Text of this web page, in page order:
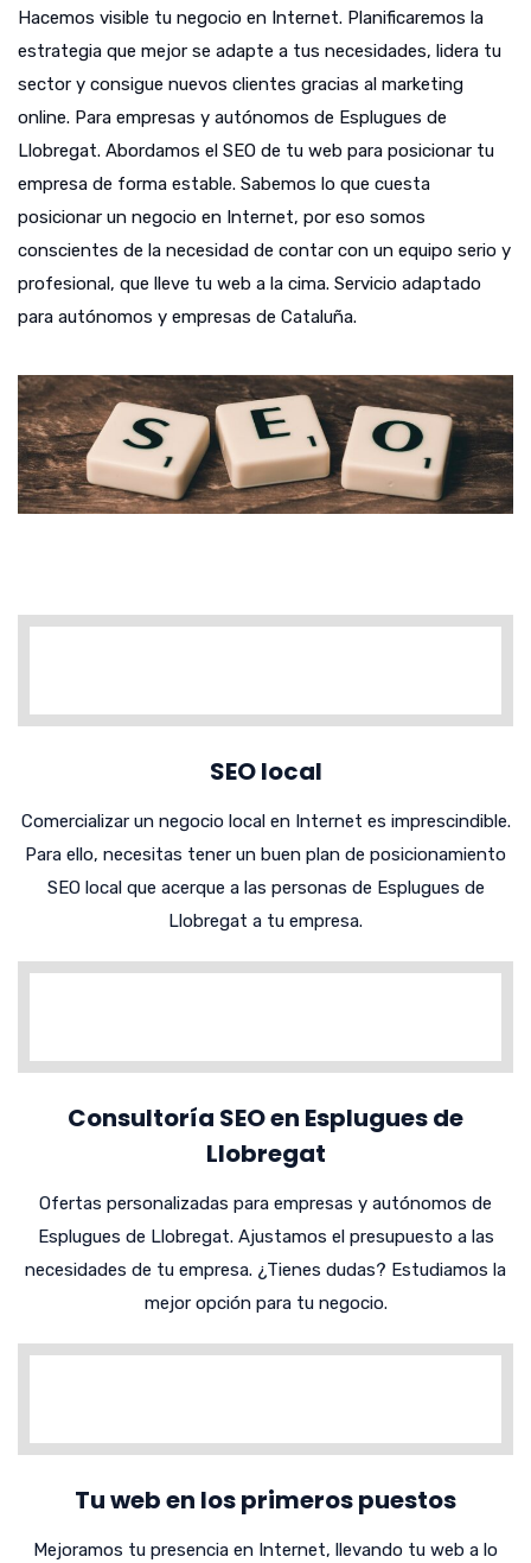
Hacemos visible tu negocio en Internet. Planificaremos la
estrategia que mejor se adapte a tus necesidades, lidera tu
sector y consigue nuevos clientes gracias al marketing
online. Para empresas y autónomos de Esplugues de
Llobregat. Abordamos el SEO de tu web para posicionar tu
empresa de forma estable. Sabemos lo que cuesta
posicionar un negocio en Internet, por eso somos
conscientes de la necesidad de contar con un equipo serio y
profesional, que lleve tu web a la cima. Servicio adaptado
para autónomos y empresas de Cataluña.
SEO local
Comercializar un negocio local en Internet es imprescindible.
Para ello, necesitas tener un buen plan de posicionamiento
SEO local que acerque a las personas de Esplugues de
Llobregat a tu empresa.
Consultoría SEO en Esplugues de
Llobregat
Ofertas personalizadas para empresas y autónomos de
Esplugues de Llobregat. Ajustamos el presupuesto a las
necesidades de tu empresa. ¿Tienes dudas? Estudiamos la
mejor opción para tu negocio.
Tu web en los primeros puestos
Mejoramos tu presencia en Internet, llevando tu web a lo